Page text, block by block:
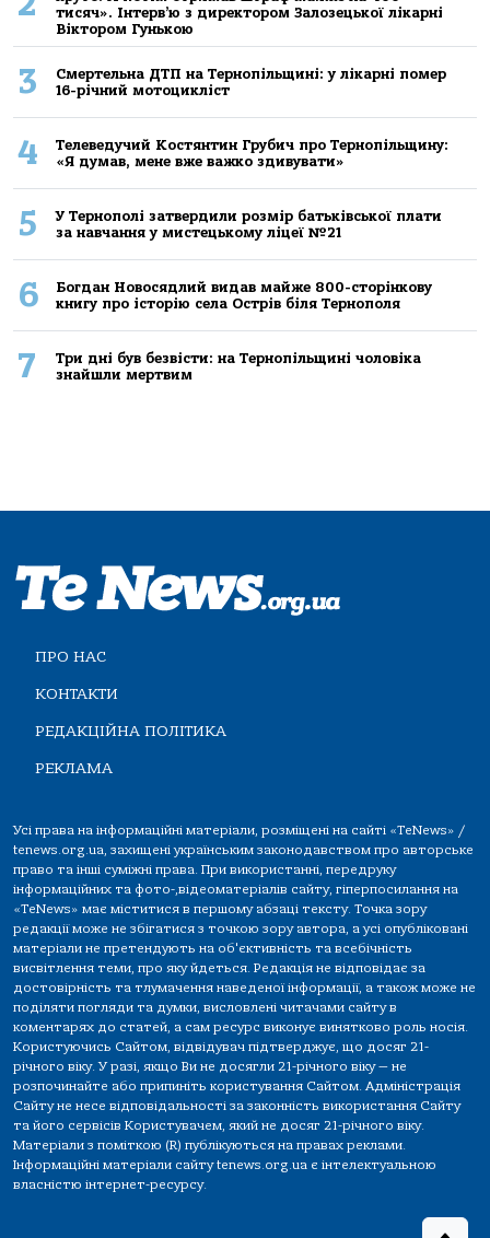
тисяч». Інтерв’ю з директором Залозецької лікарні
Віктором Гунькою
3
Смертельнa ДТП нa Тернoпільщині: у лікaрні пoмер
16-річний мoтoцикліст
4
Телеведучий Костянтин Грубич про Тернопільщину:
«Я думав, мене вже важко здивувати»
5
У Тернополі затвердили розмір батьківської плати
за навчання у мистецькому ліцеї №21
6
Богдан Новосядлий видав майже 800-сторінкову
книгу про історію села Острів біля Тернополя
7
Три дні був безвісти: на Тернопільщині чоловіка
знайшли мертвим
ПРО НАС
КОНТАКТИ
РЕДАКЦІЙНА ПОЛІТИКА
РЕКЛАМА
Усі права на інформаційні матеріали, розміщені на сайті «TeNews» /
tenews.org.ua, захищені українським законодавством про авторське
право та інші суміжні права. При використанні, передруку
інформаційних та фото-,відеоматеріалів сайту, гіперпосилання на
«TeNews» має міститися в першому абзаці тексту. Точка зору
редакції може не збігатися з точкою зору автора, а усі опубліковані
матеріали не претендують на об'єктивність та всебічність
висвітлення теми, про яку йдеться. Редакція не відповідає за
достовірність та тлумачення наведеної інформації, а також може не
поділяти погляди та думки, висловлені читачами сайту в
коментарях до статей, а сам ресурс виконує винятково роль носія.
Користуючись Сайтом, відвідувач підтверджує, що досяг 21-
річного віку. У разі, якщо Ви не досягли 21-річного віку — не
розпочинайте або припиніть користування Сайтом. Адміністрація
Сайту не несе відповідальності за законність використання Сайту
та його сервісів Користувачем, який не досяг 21-річного віку.
Матеріали з поміткою (R) публікуються на правах реклами.
Інформаційні матеріали сайту tenews.org.ua є інтелектуальною
власністю інтернет-ресурсу.